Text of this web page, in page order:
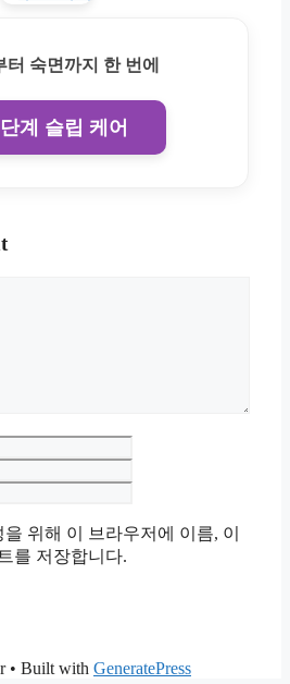
터 숙면까지 한 번에
계 슬립 케어
위해 이 브라우저에 이름, 이
를 저장합니다.
• Built with GeneratePress